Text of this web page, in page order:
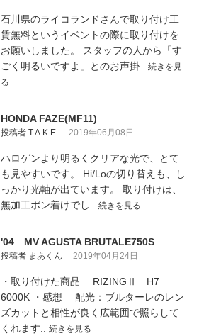
石川県のライコランドさんで取り付け工
賃無料というイベントの際に取り付けを
お願いしました。 スタッフの人から「す
ごく明るいですよ」とのお声掛.. 続きを見
る
HONDA FAZE(MF11)
投稿者 T.A.K.E. 2019年06月08日
ハロゲンより明るくクリアな光で、とて
も見やすいです。 Hi/Loの切り替えも、し
っかり光軸が出ています。 取り付けは、
無加工ポン着けでし.. 続きを見る
'04 MV AGUSTA BRUTALE750S
投稿者 まあくん 2019年04月24日
・取り付けた商品 RIZINGⅡ H7
6000K ・感想 配光：ブルターレのレン
ズカットと相性が良く広範囲で照らして
くれます.. 続きを見る